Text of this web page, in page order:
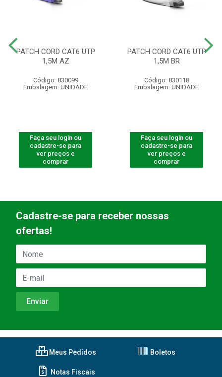
PATCH CORD CAT6 UTP
1,5M AZ
Código: 830099
Embalagem: UNIDADE
Faça seu login ou
cadastre-se para
ver preços e
comprar
PATCH CORD CAT6 UTP
1,5M BR
Código: 830118
Embalagem: UNIDADE
Faça seu login ou
cadastre-se para
ver preços e
comprar
Cadastre-se para receber nossas
ofertas!
Meus Pedidos Boletos
Notas Fiscais